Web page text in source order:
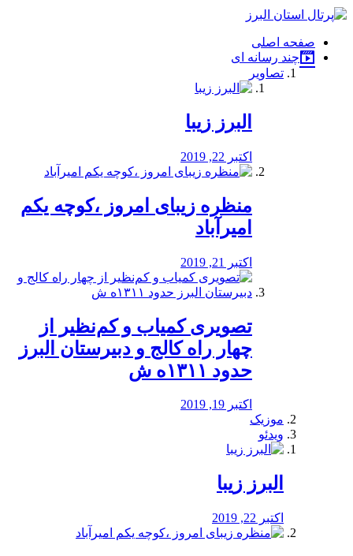
فصد
شرق
تهران
خشکشویی
صفحه اصلی
چند رسانه ای
تصاویر
البرز زیبا
اکتبر 22, 2019
منظره‌‌ زیبای امروز ،کوچه یکم
امیرآباد
اکتبر 21, 2019
️تصویری کمیاب و کم‌نظیر از
چهار راه كالج و دبيرستان البرز
حدود ۱۳۱۱ه ش
اکتبر 19, 2019
موزیک
ویدئو
البرز زیبا
اکتبر 22, 2019